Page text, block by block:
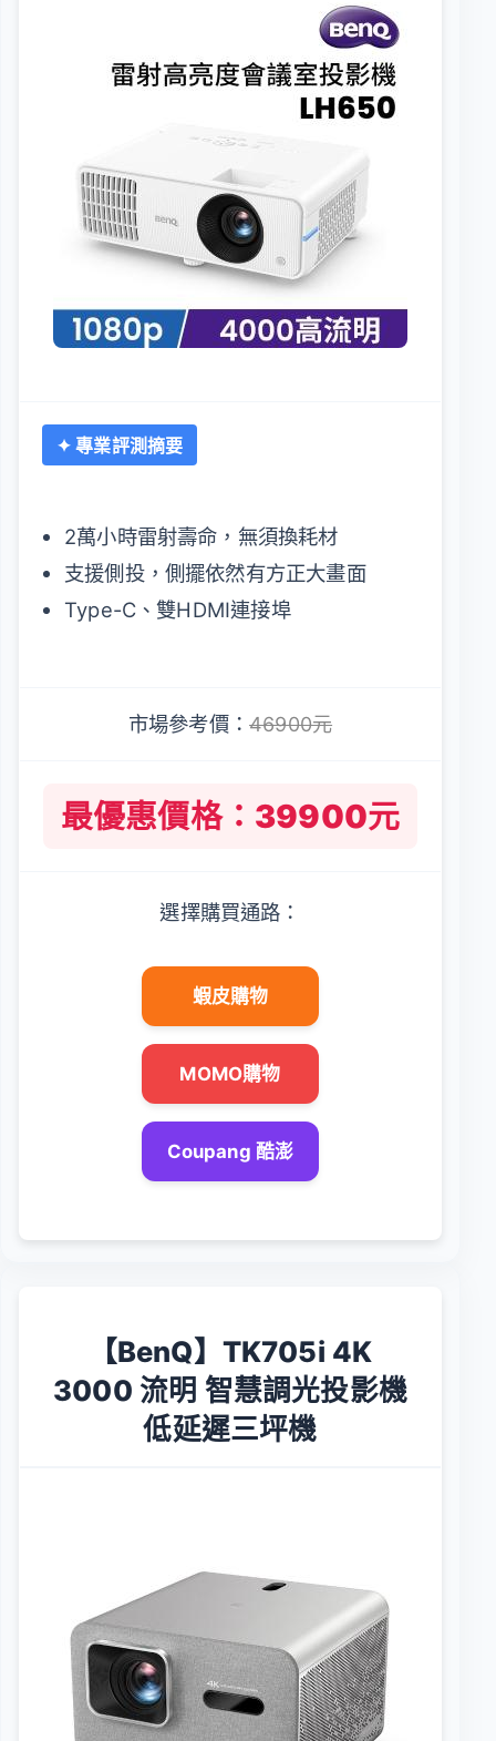
✦ 專業評測摘要
2萬小時雷射壽命，無須換耗材
支援側投，側擺依然有方正大畫面
Type-C、雙HDMI連接埠
市場參考價： 46900元
最優惠價格：39900元
選擇購買通路：
蝦皮購物
MOMO購物
Coupang 酷澎
【BenQ】TK705i 4K
3000 流明 智慧調光投影機
低延遲三坪機